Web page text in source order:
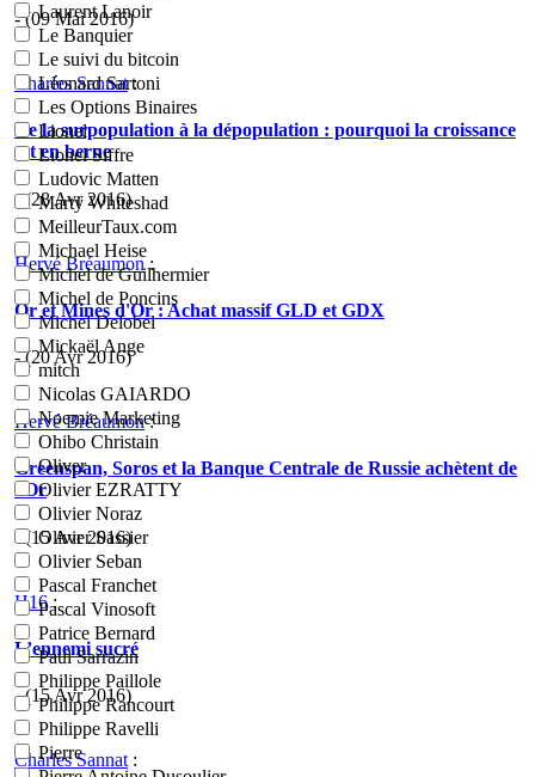
Laurent Lanoir
Le Banquier
Le suivi du bitcoin
Léonard Sartoni
Les Options Binaires
Lionel
Lionel Siffre
Ludovic Matten
Marty Whiteshad
MeilleurTaux.com
Michael Heise
Michel de Guilhermier
Michel de Poncins
Michel Delobel
Mickaël Ange
mitch
Nicolas GAIARDO
Noemie Marketing
Ohibo Christain
Oliver
Olivier EZRATTY
Olivier Noraz
Olivier Sassier
Olivier Seban
Pascal Franchet
Pascal Vinosoft
Patrice Bernard
Paul Sarrazin
Philippe Paillole
Philippe Rancourt
Philippe Ravelli
Pierre
- (09 Mai 2016)
Charles Sannat:
De la surpopulation à la dépopulation : pourquoi la croissance
est en berne
- (28 Avr 2016)
Hervé Bréaumon:
Or et Mines d'Or : Achat massif GLD et GDX
- (20 Avr 2016)
Hervé Bréaumon:
Greenspan, Soros et la Banque Centrale de Russie achètent de
l'Or
- (15 Avr 2016)
H16:
L’ennemi sucré
- (15 Avr 2016)
Charles Sannat :